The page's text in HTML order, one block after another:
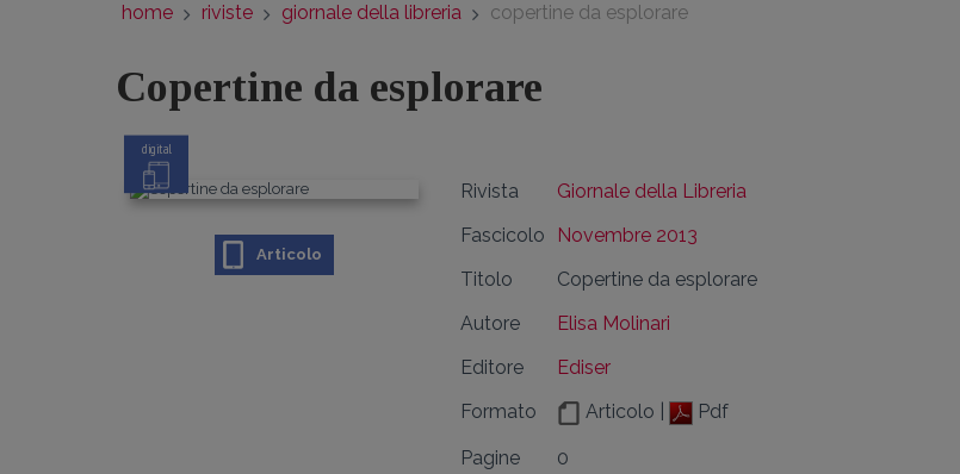
home riviste giornale della libreria copertine da esplorare
Copertine da esplorare
digital
Articolo
Rivista
Giornale della Libreria
Fascicolo
Novembre 2013
Titolo
Copertine da esplorare
Autore
Elisa Molinari
Editore
Ediser
Formato
Articolo | Pdf
Pagine
0